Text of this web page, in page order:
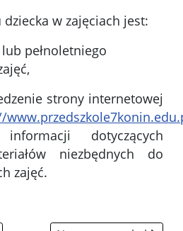
w zajęciach jest:
pełnoletniego
strony internetowej
dotyczących
niezbędnych do
zajęć.